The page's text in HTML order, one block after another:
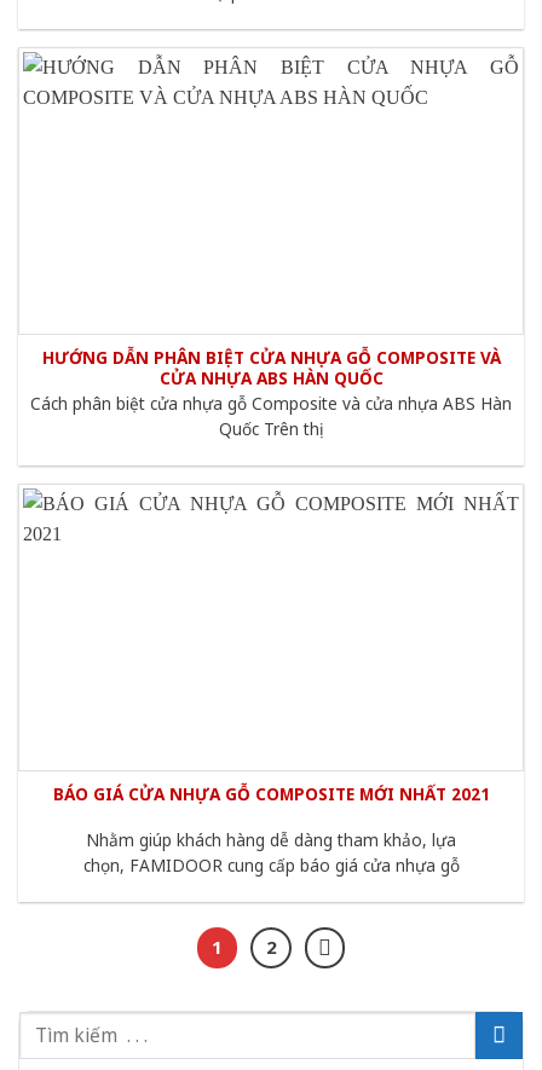
HƯỚNG DẪN PHÂN BIỆT CỬA NHỰA GỖ COMPOSITE VÀ
CỬA NHỰA ABS HÀN QUỐC
Cách phân biệt cửa nhựa gỗ Composite và cửa nhựa ABS Hàn
Quốc Trên thị
BÁO GIÁ CỬA NHỰA GỖ COMPOSITE MỚI NHẤT 2021
Nhằm giúp khách hàng dễ dàng tham khảo, lựa
chọn, FAMIDOOR cung cấp báo giá cửa nhựa gỗ
1 2